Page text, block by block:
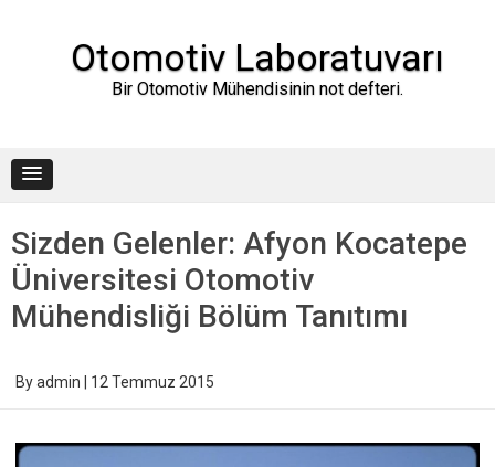
Otomotiv Laboratuvarı
Bir Otomotiv Mühendisinin not defteri.
Sizden Gelenler: Afyon Kocatepe
Üniversitesi Otomotiv
Mühendisliği Bölüm Tanıtımı
Byadmin 12 Temmuz 2015